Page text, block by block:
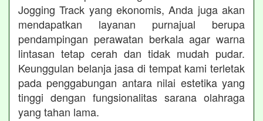
Jogging Track yang ekonomis, Anda juga akan
mendapatkan layanan purnajual berupa
pendampingan perawatan berkala agar warna
lintasan tetap cerah dan tidak mudah pudar.
Keunggulan belanja jasa di tempat kami terletak
pada penggabungan antara nilai estetika yang
tinggi dengan fungsionalitas sarana olahraga
yang tahan lama.